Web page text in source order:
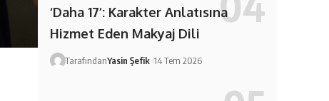
‘Daha 17’: Karakter Anlatısına
Hizmet Eden Makyaj Dili
TarafındanYasin Şefik 14 Tem 2026